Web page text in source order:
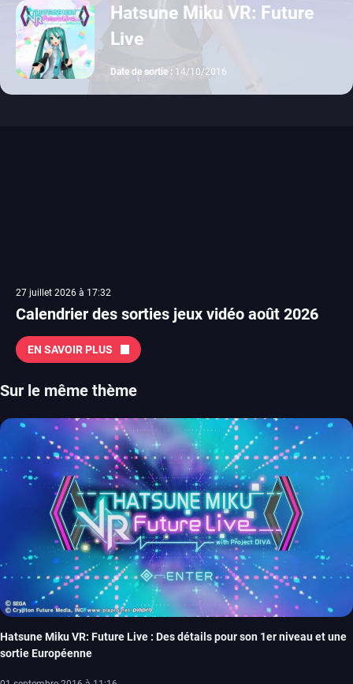
Hatsune Miku VR: Future
Live
Date de sortie : 14/10/2016
27 juillet 2026 à 17:32
Calendrier des sorties jeux vidéo août 2026
EN SAVOIR PLUS
Sur le même thème
Hatsune Miku VR: Future Live : Des détails pour son 1er niveau et une
sortie Européenne